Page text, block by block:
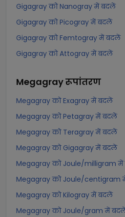
Gigagray को Nanogray में बदलें
Gigagray को Picogray में बदलें
Gigagray को Femtogray में बदलें
Gigagray को Attogray में बदलें
Megagrayरूपांतरण
Megagray को Exagray में बदलें
Megagray को Petagray में बदलें
Megagray को Teragray में बदलें
Megagray को Gigagray में बदलें
Megagray को Joule/milligram
Megagray को Joule/centigram
Megagray को Kilogray में बदलें
Megagray को Joule/gram में